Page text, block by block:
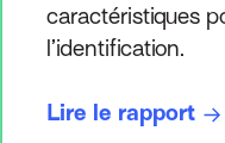
caractéristiques
l’identification.
Lire le rapport